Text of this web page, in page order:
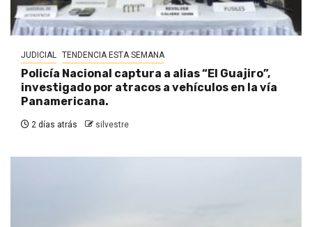
JUDICIAL TENDENCIA ESTA SEMANA
Policía Nacional captura a alias “El Guajiro”,
investigado por atracos a vehículos en la vía
Panamericana.
2 días atrás silvestre